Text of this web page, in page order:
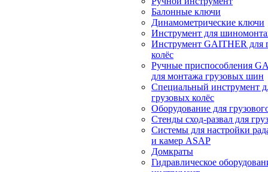
Балонные ключи
Динамометрические ключи
Инструмент для
Инструмент GAITHER для
колёс
Ручные приспособления
для монтажа грузовых шин
Специальный инструмент
грузовых колёс
Оборудование для
Стенды сход-развал для
Системы для настройки
и камер ASAP
Домкраты
Гидравлическое